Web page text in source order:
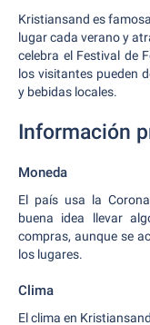
Kristiansand es
lugar cada verano y
celebra el Festival de
los visitantes pueden
y bebidas locales.
Información
Moneda
El país usa la
buena idea llevar
compras, aunque se
los lugares.
Clima
El clima en